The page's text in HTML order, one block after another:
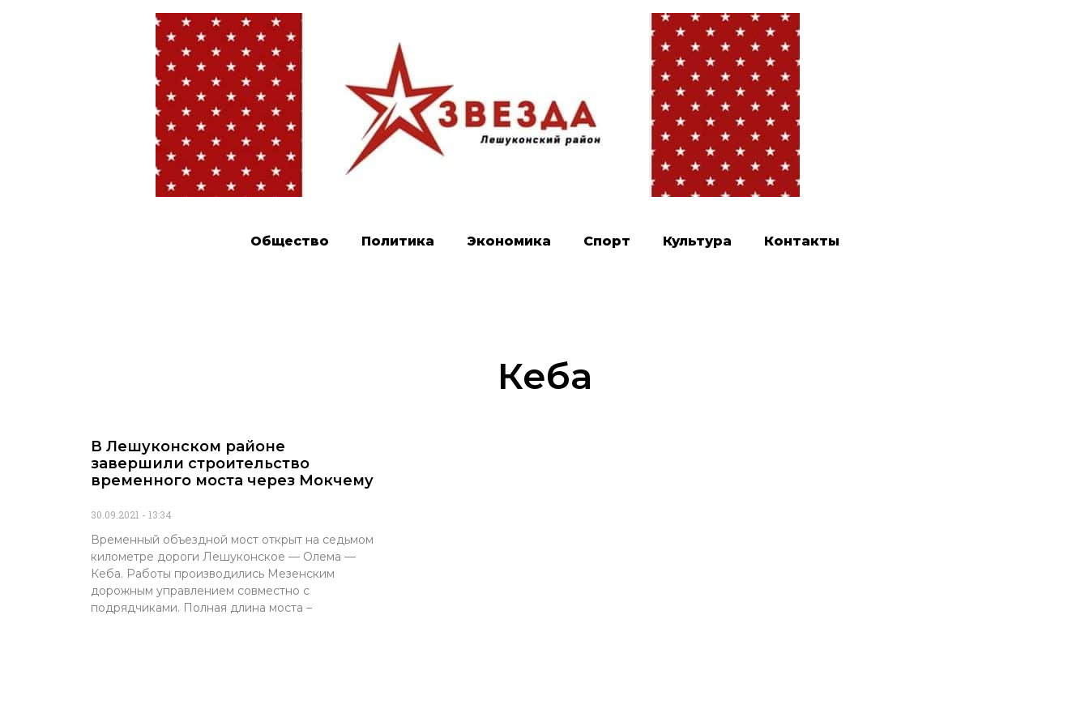
Общество Политика Экономика Спорт Культура Контакты
Кеба
В Лешуконском районе
завершили строительство
временного моста через Мокчему
30.09.2021 13:34
Временный объездной мост открыт на седьмом
километре дороги Лешуконское — Олема —
Кеба. Работы производились Мезенским
дорожным управлением совместно с
подрядчиками. Полная длина моста –